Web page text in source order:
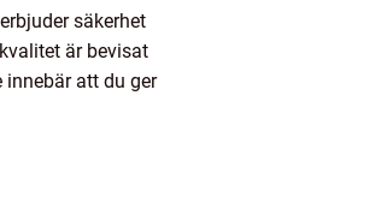
säkerhet
är bevisat
att du ger